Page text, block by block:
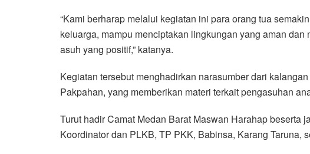
“Kami berharap melalui kegiatan ini para orang tua
keluarga, mampu menciptakan lingkungan yang aman
asuh yang positif,” katanya.
Kegiatan tersebut menghadirkan narasumber dari
Pakpahan, yang memberikan materi terkait pengasuhan
Turut hadir Camat Medan Barat Maswan Harahap beserta
Koordinator dan PLKB, TP PKK, Babinsa, Karang Taruna,